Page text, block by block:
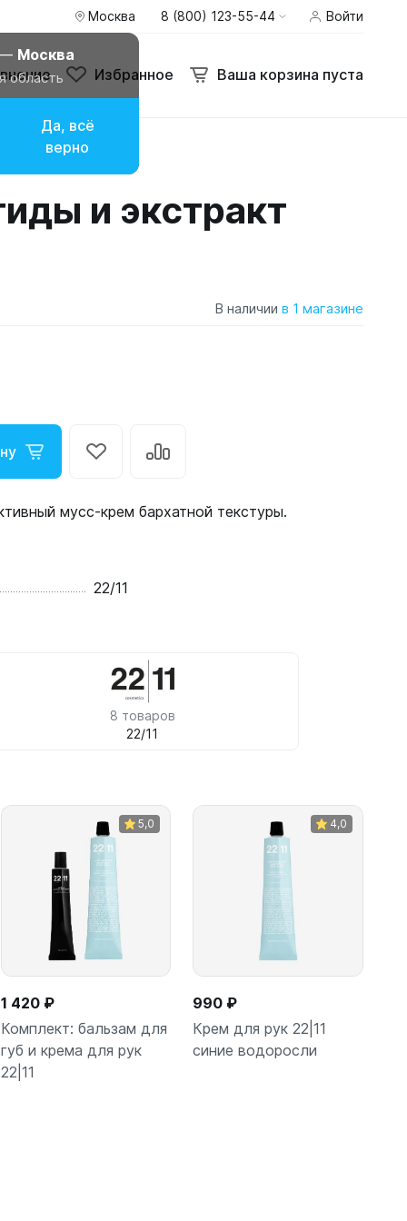
Москва
— Москва
область
Да, всё
верно
8 (800) 123-55-44 Войти
Избранное Ваша корзина пуста
и экстракт
В наличии в 1 магазине
мусс-крем бархатной текстуры.
22/11
8 товаров
22/11
5,0
1 420 ₽
Комплект: бальзам для
губ и крема для рук
22|11
4,0
990 ₽
Крем для рук 22|11
синие водоросли